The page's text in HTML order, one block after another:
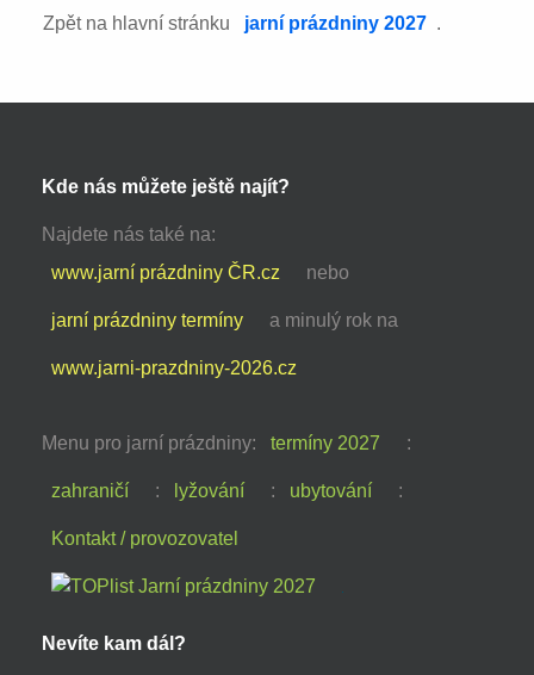
Zpět na hlavní stránku jarní prázdniny 2027 .
Kde nás můžete ještě najít?
Najdete nás také na:
www.jarní prázdniny ČR.cz
nebo
jarní prázdniny termíny a minulý rok na
www.jarni-prazdniny-2026.cz
Menu pro jarní prázdniny: termíny 2027 :
zahraničí : lyžování : ubytování :
Kontakt / provozovatel
Nevíte kam dál?